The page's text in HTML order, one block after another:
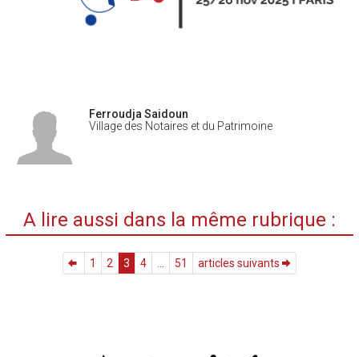
Ferroudja Saidoun
Village des Notaires et du Patrimoine
A lire aussi dans la même rubrique :
1 2 3 4 51 articles suivants